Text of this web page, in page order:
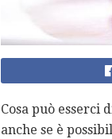
Cosa può esserci
anche se è